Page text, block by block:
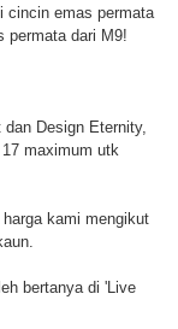
cincin emas permata
permata dari M9!
Design Eternity,
maximum utk
kami mengikut
bertanya di 'Live